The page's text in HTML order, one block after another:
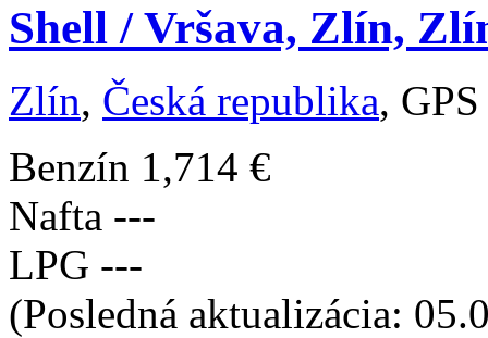
Shell / Vršava, Zlín,
Zlín, Česká republika,
Benzín 1,714 €
Nafta ---
LPG ---
(Posledná aktualizácia: